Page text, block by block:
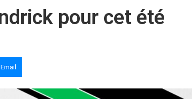
pour cet été
Email